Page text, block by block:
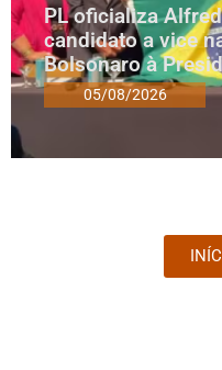
PL oficializa
candidato a vice
Bolsonaro à
05/08/2026